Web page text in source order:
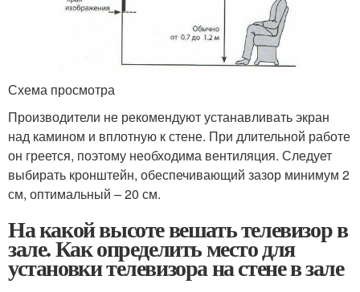
Схема просмотра
Производители не рекомендуют устанавливать экран
над камином и вплотную к стене. При длительной работе
он греется, поэтому необходима вентиляция. Следует
выбирать кронштейн, обеспечивающий зазор минимум 2
см, оптимальный – 20 см.
На какой высоте вешать телевизор в
зале. Как определить место для
установки телевизора на стене в зале